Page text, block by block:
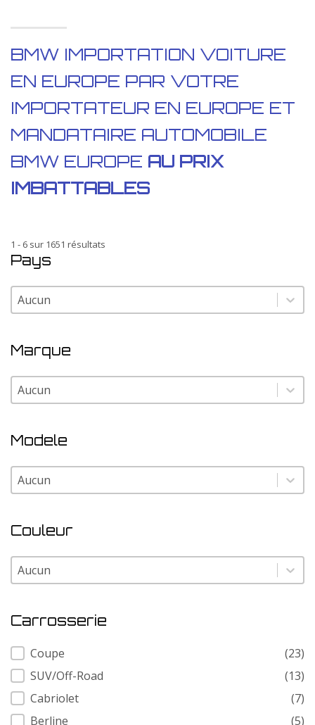
BMW IMPORTATION VOITURE
EN EUROPE PAR VOTRE
IMPORTATEUR EN EUROPE ET
MANDATAIRE AUTOMOBILE
BMW EUROPE AU PRIX
IMBATTABLES
1 - 6 sur 1651 résultats
Pays
Pays
Pays
Marque
Marque
Marque
Modele
Modele
Modele
Couleur
Couleur
Couleur
Carrosserie
Carrosserie
Coupe
(23)
SUV/Off-Road
(13)
Cabriolet
(7)
Berline
(5)